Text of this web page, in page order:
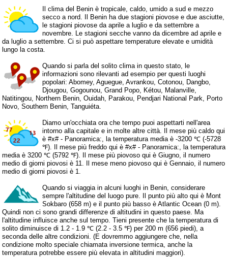
Il clima del Benin è tropicale, caldo, umido a sud e mezzo
secco a nord. Il Benin ha due stagioni piovose e due asciutte,
le stagioni piovose da aprile a luglio e da settembre a
novembre. Le stagioni secche vanno da dicembre ad aprile e
da luglio a settembre. Ci si può aspettare temperature elevate e umidità
lungo la costa.
Quando si parla del solito clima in questo stato, le
informazioni sono rilevanti ad esempio per questi luoghi
popolari: Abomey, Aguegue, Avrankou, Cotonou, Dangbo,
Djougou, Gogounou, Grand Popo, Kétou, Malanville,
Natitingou, Northern Benin, Ouidah, Parakou, Pendjari National Park, Porto
Novo, Southern Benin, Tanguiéta.
Diamo un'occhiata ora che tempo puoi aspettarti nell'area
intorno alla capitale e in molte altre città. Il mese più caldo qui
è #x# - Panoramica:, la temperatura media è -3200 ℃ (-5728
℉). Il mese più freddo qui è #x# - Panoramica:, la temperatura
media è 3200 ℃ (5792 ℉). Il mese più piovoso qui è Giugno, il numero
medio di giorni piovosi è 11. Il mese meno piovoso qui è Gennaio, il numero
medio di giorni piovosi è 1.
Quando si viaggia in alcuni luoghi in Benin, considerare
sempre l'altitudine del luogo pure. Il punto più alto qui è Mont
Sokbaro (658 m) e il punto più basso è Atlantic Ocean (0 m).
Quindi non ci sono grandi differenze di altitudini in questo paese. Ma
l'altitudine influisce anche sul tempo. Tieni presente che la temperatura di
solito diminuisce di 1.2 - 1.9 ℃ (2.2 - 3.5 ℉) per 200 m (656 piedi), a
seconda delle altre condizioni. (E dovremmo aggiungere che, nella
condizione molto speciale chiamata inversione termica, anche la
temperatura potrebbe essere più elevata in altitudini maggiori).